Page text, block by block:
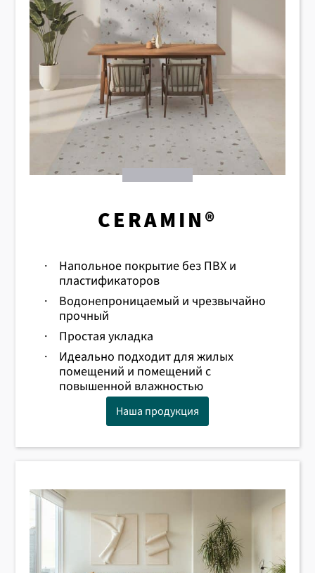
CERAMIN®
·
Напольное покрытие без ПВХ и
пластификаторов
·
Водонепроницаемый и чрезвычайно
прочный
·
Простая укладка
·
Идеально подходит для жилых
помещений и помещений с
повышенной влажностью
Наша продукция